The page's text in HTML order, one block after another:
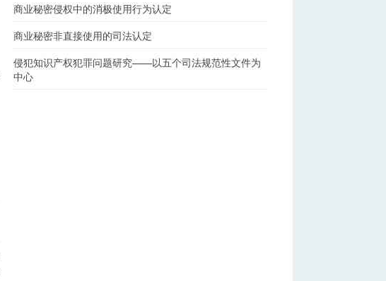
商业秘密侵权中的消极使用行为认定
商业秘密非直接使用的司法认定
侵犯知识产权犯罪问题研究——以五个司法规范性文件为
中心